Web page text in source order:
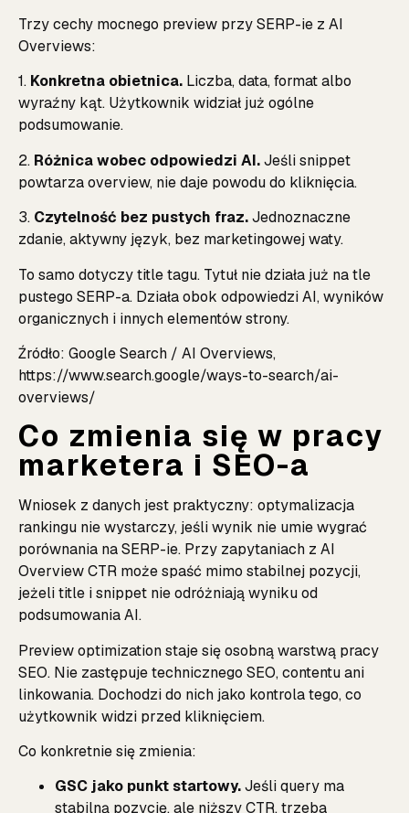
Trzy cechy mocnego preview przy SERP-ie z AI
Overviews:
1. Konkretna obietnica. Liczba, data, format albo
wyraźny kąt. Użytkownik widział już ogólne
podsumowanie.
2. Różnica wobec odpowiedzi AI.Jeśli snippet
powtarza overview, nie daje powodu do kliknięcia.
3. Czytelność bez pustych fraz.Jednoznaczne
zdanie, aktywny język, bez marketingowej waty.
To samo dotyczy title tagu. Tytuł nie działa już na tle
pustego SERP-a. Działa obok odpowiedzi AI, wyników
organicznych i innych elementów strony.
Źródło: Google Search / AI Overviews,
https://www.search.google/ways-to-search/ai-
overviews/
Co zmienia się w pracy
marketera i SEO-a
Wniosek z danych jest praktyczny: optymalizacja
rankingu nie wystarczy, jeśli wynik nie umie wygrać
porównania na SERP-ie. Przy zapytaniach z AI
Overview CTR może spaść mimo stabilnej pozycji,
jeżeli title i snippet nie odróżniają wyniku od
podsumowania AI.
Preview optimization staje się osobną warstwą pracy
SEO. Nie zastępuje technicznego SEO, contentu ani
linkowania. Dochodzi do nich jako kontrola tego, co
użytkownik widzi przed kliknięciem.
Co konkretnie się zmienia:
GSC jako punkt startowy.Jeśli query ma
stabilną pozycję, ale niższy CTR, trzeba